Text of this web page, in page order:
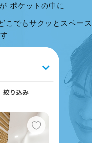
ポケットの中に
こでもサクッとスペース